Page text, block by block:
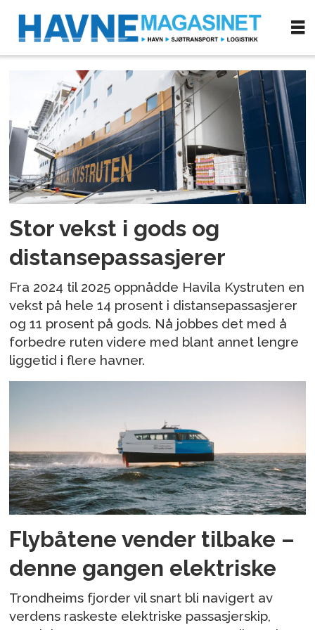
Tag:
passasjertransport
Stor vekst i gods og
distansepassasjerer
Fra 2024 til 2025 oppnådde Havila Kystruten en
vekst på hele 14 prosent i distansepassasjerer
og 11 prosent på gods. Nå jobbes det med å
forbedre ruten videre med blant annet lengre
liggetid i flere havner.
Flybåtene vender tilbake –
denne gangen elektriske
Trondheims fjorder vil snart bli navigert av
verdens raskeste elektriske passasjerskip,